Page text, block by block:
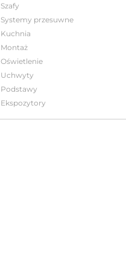
Szafy
Systemy przesuwne
Kuchnia
Montaż
Oświetlenie
Uchwyty
Podstawy
Ekspozytory